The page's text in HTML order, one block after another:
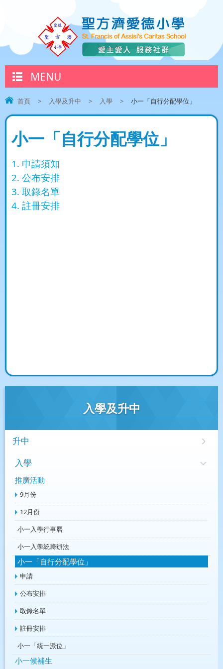
MENU
首頁 > 入學及升中 > 入學 > 小一「自行分配學位」
小一「自行分配學位」
1. 申請須知
2. 公布安排
3. 取錄名單
4. 註冊安排
入學及升中
升中
入學
推廣活動
9月份
12月份
小一入學行事曆
小一入學統籌辦法
小一「自行分配學位」
申請
公布安排
取錄名單
註冊安排
小一「統一派位」
小一候補生